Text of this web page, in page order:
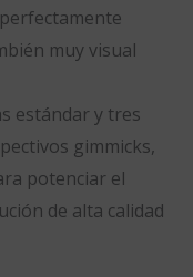
muy visual
estándar y tres
gimmicks,
potenciar el
de alta calidad